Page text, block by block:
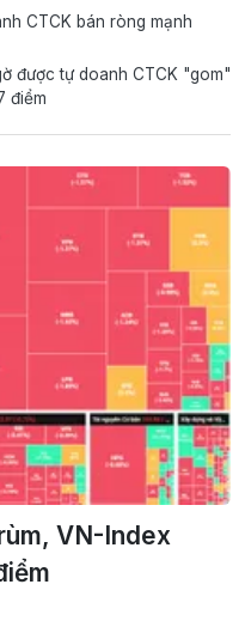
CTCK bán ròng mạnh
được tự doanh CTCK "gom"
điểm
VN-Index